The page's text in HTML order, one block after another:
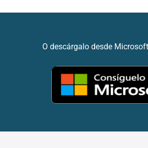
O descárgalo desde